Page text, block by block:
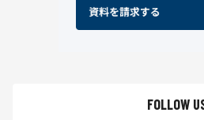
FOLLOW